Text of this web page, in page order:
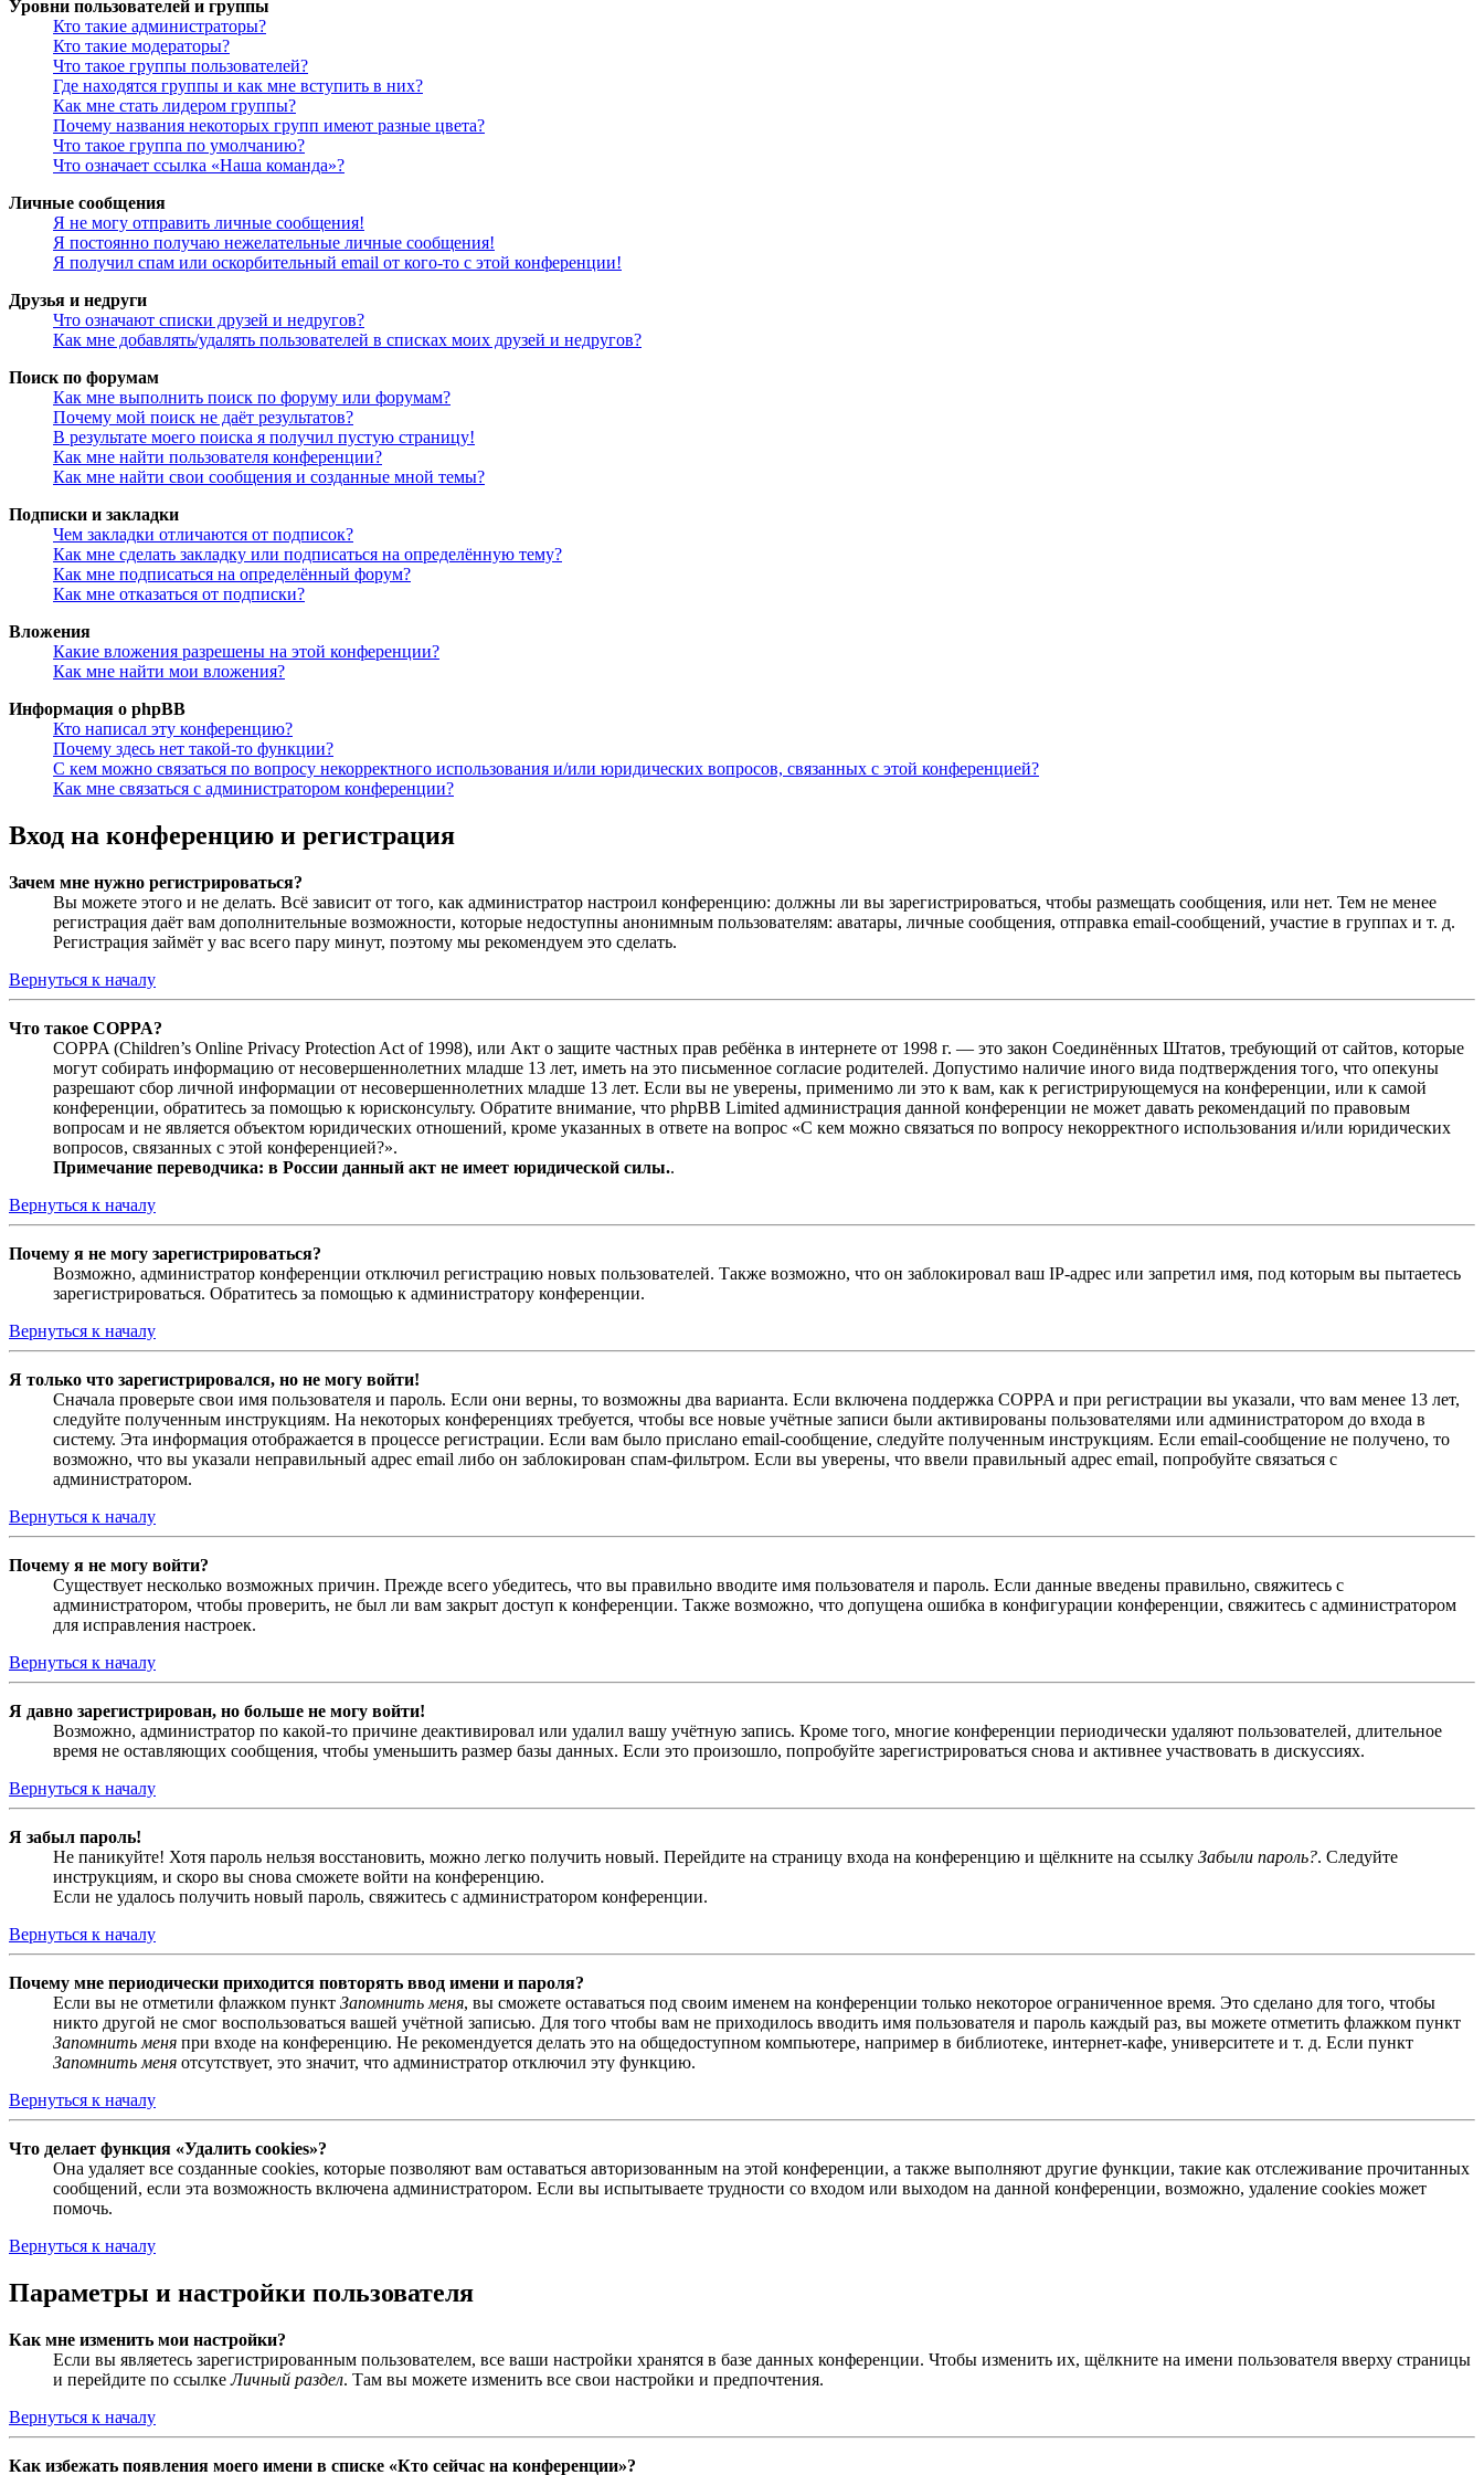
Уровни пользователей и группы
Кто такие администраторы?
Кто такие модераторы?
Что такое группы пользователей?
Где находятся группы и как мне вступить в них?
Как мне стать лидером группы?
Почему названия некоторых групп имеют разные цвета?
Что такое группа по умолчанию?
Что означает ссылка «Наша команда»?
Личные сообщения
Я не могу отправить личные сообщения!
Я постоянно получаю нежелательные личные сообщения!
Я получил спам или оскорбительный email от кого-то с этой конференции!
Друзья и недруги
Что означают списки друзей и недругов?
Как мне добавлять/удалять пользователей в списках моих друзей и недругов?
Поиск по форумам
Как мне выполнить поиск по форуму или форумам?
Почему мой поиск не даёт результатов?
В результате моего поиска я получил пустую страницу!
Как мне найти пользователя конференции?
Как мне найти свои сообщения и созданные мной темы?
Подписки и закладки
Чем закладки отличаются от подписок?
Как мне сделать закладку или подписаться на определённую тему?
Как мне подписаться на определённый форум?
Как мне отказаться от подписки?
Вложения
Какие вложения разрешены на этой конференции?
Как мне найти мои вложения?
Информация о phpBB
Кто написал эту конференцию?
Почему здесь нет такой-то функции?
С кем можно связаться по вопросу некорректного использования и/или юридических вопросов, связанных с этой конференцией?
Как мне связаться с администратором конференции?
Вход на конференцию и регистрация
Зачем мне нужно регистрироваться?
Вы можете этого и не делать. Всё зависит от того, как администратор настроил конференцию: должны ли вы зарегистрироваться, чтобы размещать сообщения, или нет. Тем не менее
регистрация даёт вам дополнительные возможности, которые недоступны анонимным пользователям: аватары, личные сообщения, отправка email-сообщений, участие в группах и т. д.
Регистрация займёт у вас всего пару минут, поэтому мы рекомендуем это сделать.
Вернуться к началу
Что такое COPPA?
COPPA (Children’s Online Privacy Protection Act of 1998), или Акт о защите частных прав ребёнка в интернете от 1998 г. — это закон Соединённых Штатов, требующий от сайтов, которые
могут собирать информацию от несовершеннолетних младше 13 лет, иметь на это письменное согласие родителей. Допустимо наличие иного вида подтверждения того, что опекуны
разрешают сбор личной информации от несовершеннолетних младше 13 лет. Если вы не уверены, применимо ли это к вам, как к регистрирующемуся на конференции, или к самой
конференции, обратитесь за помощью к юрисконсульту. Обратите внимание, что phpBB Limited администрация данной конференции не может давать рекомендаций по правовым
вопросам и не является объектом юридических отношений, кроме указанных в ответе на вопрос «С кем можно связаться по вопросу некорректного использования и/или юридических
вопросов, связанных с этой конференцией?».
Примечание переводчика: в России данный акт не имеет юридической силы..
Вернуться к началу
Почему я не могу зарегистрироваться?
Возможно, администратор конференции отключил регистрацию новых пользователей. Также возможно, что он заблокировал ваш IP-адрес или запретил имя, под которым вы пытаетесь
зарегистрироваться. Обратитесь за помощью к администратору конференции.
Вернуться к началу
Я только что зарегистрировался, но не могу войти!
Сначала проверьте свои имя пользователя и пароль. Если они верны, то возможны два варианта. Если включена поддержка COPPA и при регистрации вы указали, что вам менее 13 лет,
следуйте полученным инструкциям. На некоторых конференциях требуется, чтобы все новые учётные записи были активированы пользователями или администратором до входа в
систему. Эта информация отображается в процессе регистрации. Если вам было прислано email-сообщение, следуйте полученным инструкциям. Если email-сообщение не получено, то
возможно, что вы указали неправильный адрес email либо он заблокирован спам-фильтром. Если вы уверены, что ввели правильный адрес email, попробуйте связаться с
администратором.
Вернуться к началу
Почему я не могу войти?
Существует несколько возможных причин. Прежде всего убедитесь, что вы правильно вводите имя пользователя и пароль. Если данные введены правильно, свяжитесь с
администратором, чтобы проверить, не был ли вам закрыт доступ к конференции. Также возможно, что допущена ошибка в конфигурации конференции, свяжитесь с администратором
для исправления настроек.
Вернуться к началу
Я давно зарегистрирован, но больше не могу войти!
Возможно, администратор по какой-то причине деактивировал или удалил вашу учётную запись. Кроме того, многие конференции периодически удаляют пользователей, длительное
время не оставляющих сообщения, чтобы уменьшить размер базы данных. Если это произошло, попробуйте зарегистрироваться снова и активнее участвовать в дискуссиях.
Вернуться к началу
Я забыл пароль!
Не паникуйте! Хотя пароль нельзя восстановить, можно легко получить новый. Перейдите на страницу входа на конференцию и щёлкните на ссылку Забыли пароль?. Следуйте
инструкциям, и скоро вы снова сможете войти на конференцию.
Если не удалось получить новый пароль, свяжитесь с администратором конференции.
Вернуться к началу
Почему мне периодически приходится повторять ввод имени и пароля?
Если вы не отметили флажком пункт Запомнить меня, вы сможете оставаться под своим именем на конференции только некоторое ограниченное время. Это сделано для того, чтобы
никто другой не смог воспользоваться вашей учётной записью. Для того чтобы вам не приходилось вводить имя пользователя и пароль каждый раз, вы можете отметить флажком пункт
Запомнить меня при входе на конференцию. Не рекомендуется делать это на общедоступном компьютере, например в библиотеке, интернет-кафе, университете и т. д. Если пункт
Запомнить меня отсутствует, это значит, что администратор отключил эту функцию.
Вернуться к началу
Что делает функция «Удалить cookies»?
Она удаляет все созданные cookies, которые позволяют вам оставаться авторизованным на этой конференции, а также выполняют другие функции, такие как отслеживание прочитанных
сообщений, если эта возможность включена администратором. Если вы испытываете трудности со входом или выходом на данной конференции, возможно, удаление cookies может
помочь.
Вернуться к началу
Параметры и настройки пользователя
Как мне изменить мои настройки?
Если вы являетесь зарегистрированным пользователем, все ваши настройки хранятся в базе данных конференции. Чтобы изменить их, щёлкните на имени пользователя вверху страницы
и перейдите по ссылкеЛичный раздел. Там вы можете изменить все свои настройки и предпочтения.
Вернуться к началу
Как избежать появления моего имени в списке «Кто сейчас на конференции»?